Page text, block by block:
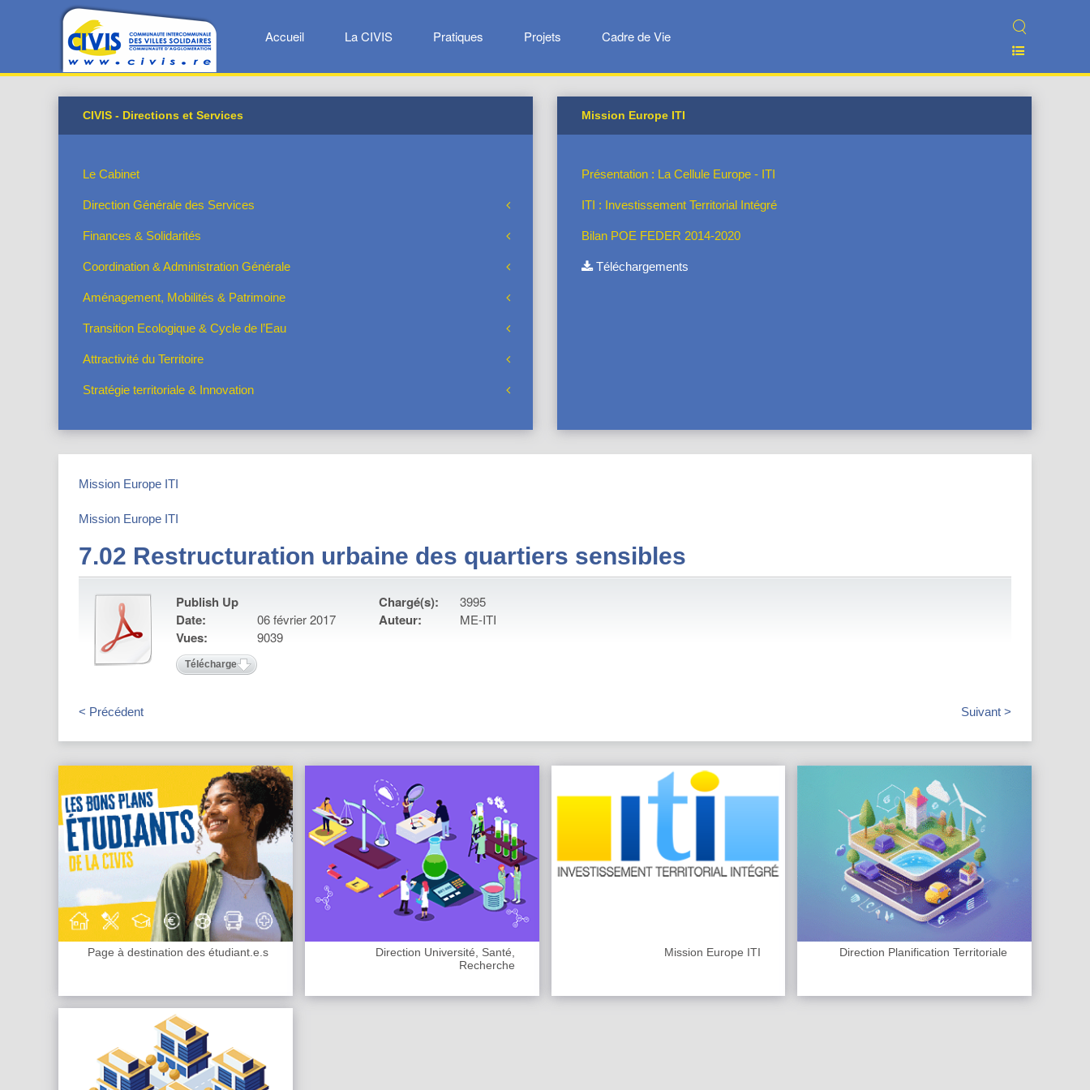
Accueil La CIVIS Pratiques Projets Cadre de Vie
CIVIS - Directions et Services
Le Cabinet
Direction Générale des Services
Finances & Solidarités
Coordination & Administration Générale
Aménagement, Mobilités & Patrimoine
Transition Ecologique & Cycle de l’Eau
Attractivité du Territoire
Stratégie territoriale & Innovation
Mission Europe ITI
Présentation : La Cellule Europe - ITI
ITI : Investissement Territorial Intégré
Bilan POE FEDER 2014-2020
Téléchargements
Mission Europe ITI
Mission Europe ITI
7.02 Restructuration urbaine des quartiers sensibles
Publish Up
Date:
06 février 2017
Chargé(s): 3995
Auteur: ME-ITI
Vues: 9039
Télécharger
< Précédent Suivant >
Page à destination des étudiant.e.s
Direction Université, Santé,
Recherche
Mission Europe ITI Direction Planification Territoriale